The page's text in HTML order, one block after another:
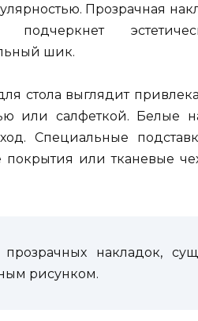
Прозрачная
подчеркнет
шик.
стола выглядит
или салфеткой. Белые
Специальные
покрытия или тканевые
накладок,
рисунком.